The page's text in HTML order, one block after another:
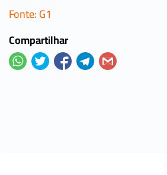
Fonte: G1
Compartilhar